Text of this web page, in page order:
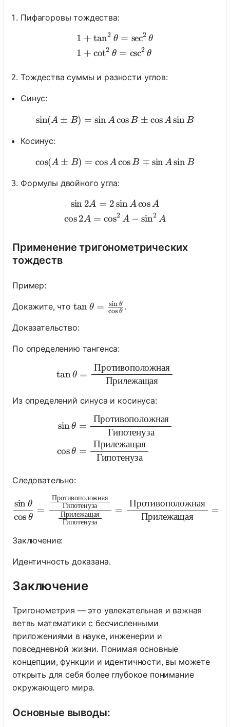
Пифагоровы тождества:
\begin{aligned} &
1 + tan2 θ = sec2 θ
1 + cot2 θ = csc2 θ
Тождества суммы и разности углов:
Синус:
\sin (A \pm B)=\sin A
sin(A ± B) = sin AcosB ± cosAsinB
Косинус:
\cos (A \pm B)=\cos A
cos(A ± B) = cos AcosB ∓ sinAsinB
Формулы двойного угла:
\begin{gathered} \sin 2
sin 2A = 2sin AcosA
cos2A = cos2 A − sin2 A
Применение тригонометрических
тождеств
Пример:
Докажите, что \tan \theta=\frac{\sin
tan θ = cos θ
sin θ .
Доказательство:
По определению тангенса:
\tan \theta=\frac{\text {
tan θ =
Прилежащая
Противоположная
Из определений синуса и косинуса:
\begin{aligned} \sin
sinθ
cosθ
=
Гипотенуза
Противоположная
=
Гипотенуза
Прилежащая
Следовательно:
\frac{\sin \theta}{\cos
cos θ
sin θ
=
Гипотенуза
Прилежащая
Гипотенуза
Противоположная
=
Прилежащая
Противоположная
=
Заключение:
Идентичность доказана.
Заключение
Тригонометрия — это увлекательная и важная
ветвь математики с бесчисленными
приложениями в науке, инженерии и
повседневной жизни. Понимая основные
концепции, функции и идентичности, вы можете
открыть для себя более глубокое понимание
окружающего мира.
Основные выводы: